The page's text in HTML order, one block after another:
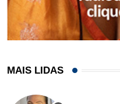
MAIS LIDAS